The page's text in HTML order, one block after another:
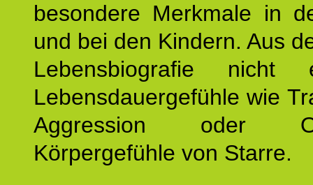
besondere Merkmale in
und bei den Kindern. Aus
Lebensbiografie nicht
Lebensdauergefühle wie
Aggression oder
Körpergefühle von Starre.